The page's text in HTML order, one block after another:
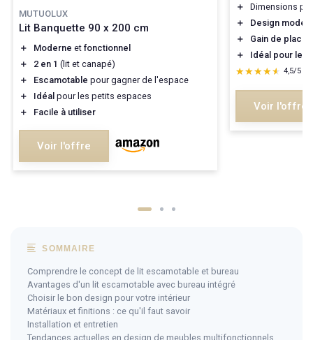
MUTUOLUX
Lit Banquette 90 x 200 cm
＋ Moderne et fonctionnel
＋
2 en 1 (lit et canapé)
＋
Escamotable pour gagner de l'espace
＋
Idéal pour les petits espaces
＋
Facile à utiliser
Voir l'offre
＋
Dimensions
＋
Design
＋
Gain de place
＋
Idéal pour les
★★★★★
★★★★★ 4,5/5
Voir l'offre
SOMMAIRE
Comprendre le concept de lit escamotable et bureau
Avantages d'un lit escamotable avec bureau intégré
Choisir le bon design pour votre intérieur
Matériaux et finitions : ce qu'il faut savoir
Installation et entretien
Tendances actuelles en design de meubles multifonctionnels